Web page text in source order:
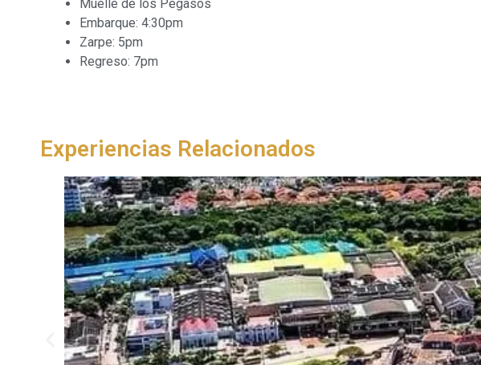
Muelle de los Pegasos
Embarque: 4:30pm
Zarpe: 5pm
Regreso: 7pm
Experiencias Relacionados